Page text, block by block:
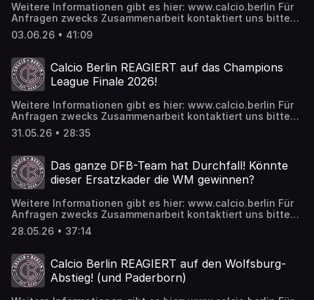
https://tinyurl.com/calcioberlinspotify Insta:
https://www.instagram.com/calcioberlin TikTok:
https://www.tiktok.com/@calcioberlinofficial
Weitere Informationen gibt es hier: www.calcio.berlin Für
Anfragen zwecks Zusammenarbeit kontaktiert uns bitte
hier: business@calcio.berlin Photo-Credits: Imago Wer
wird der Breakout Star der WM? Wir freuen uns über alle,
Patreon: https://www.patreon.com/calcioberlin Twitch:
https://www.twitch.tv/calcioberlin Spotify:
https://tinyurl.com/calcioberlinspotify Insta:
https://www.tiktok.com/@calcioberlinofficial
03.06.26 • 41:09
Calcio Berlin REAGIERT auf das Champions
League Finale 2026!
Weitere Informationen gibt es hier: www.calcio.berlin Für
Anfragen zwecks Zusammenarbeit kontaktiert uns bitte
hier: business@calcio.berlin Wir freuen uns über alle, die
uns supporten wollen und das geht ab sofort auch bei
https://www.twitch.tv/calcioberlin Spotify:
https://tinyurl.com/calcioberlinspotify Insta:
https://www.instagram.com/calcioberlin TikTok:
31.05.26 • 28:35
Das ganze DFB-Team hat Durchfall! Könnte
dieser Ersatzkader die WM gewinnen?
Weitere Informationen gibt es hier: www.calcio.berlin Für
Anfragen zwecks Zusammenarbeit kontaktiert uns bitte
hier: business@calcio.berlin Photo-Credits: Imago Wir
freuen uns über alle, die uns supporten wollen und das
https://www.patreon.com/calcioberlin Twitch:
https://www.twitch.tv/calcioberlin Spotify:
https://tinyurl.com/calcioberlinspotify Insta:
28.05.26 • 37:14
Calcio Berlin REAGIERT auf den Wolfsburg-
Abstieg! (und Paderborn)